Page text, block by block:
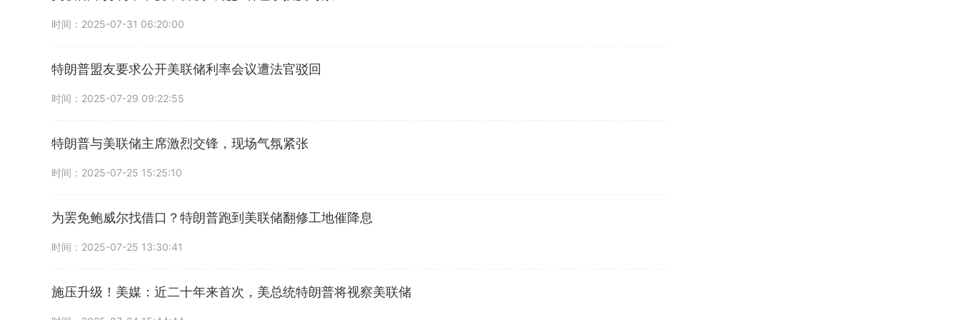
时间：2025-07-31 06:20:00
特朗普盟友要求公开美联储利率会议遭法官驳回
时间：2025-07-29 09:22:55
特朗普与美联储主席激烈交锋，现场气氛紧张
时间：2025-07-25 15:25:10
为罢免鲍威尔找借口？特朗普跑到美联储翻修工地催降息
时间：2025-07-25 13:30:41
施压升级！美媒：近二十年来首次，美总统特朗普将视察美联储